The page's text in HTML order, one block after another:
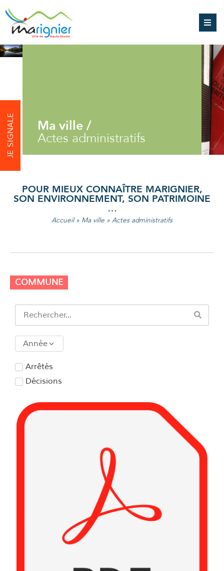
JE SIGNALE Ma ville /
Actes administratifs
POUR MIEUX CONNAÎTRE MARIGNIER,
SON ENVIRONNEMENT, SON PATRIMOINE
…
Accueil» Ma ville » Actes administratifs
COMMUNE
Année
Arrêtés
Décisions